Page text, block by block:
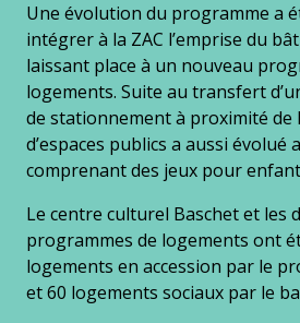
Une évolution du programme a
intégrer à la ZAC l’emprise du
laissant place à un nouveau
logements. Suite au transfert
de stationnement à proximité de
d’espaces publics a aussi évolué
comprenant des jeux pour
Le centre culturel Baschet et les
programmes de logements ont
logements en accession par le
et 60 logements sociaux par le